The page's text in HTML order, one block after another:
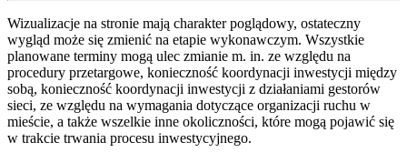
Wizualizacje na stronie mają charakter poglądowy, ostateczny
wygląd może się zmienić na etapie wykonawczym. Wszystkie
planowane terminy mogą ulec zmianie m. in. ze względu na
procedury przetargowe, konieczność koordynacji inwestycji między
sobą, konieczność koordynacji inwestycji z działaniami gestorów
sieci, ze względu na wymagania dotyczące organizacji ruchu w
mieście, a także wszelkie inne okoliczności, które mogą pojawić się
w trakcie trwania procesu inwestycyjnego.